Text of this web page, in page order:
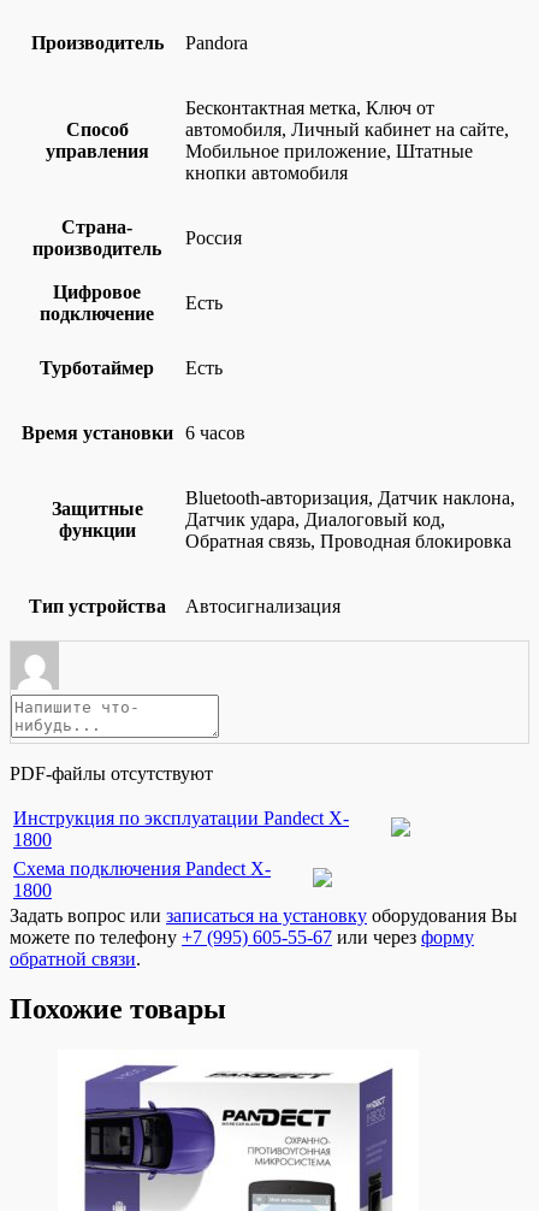
Производитель Pandora
Способ
управления
Бесконтактная метка, Ключ от
автомобиля, Личный кабинет на сайте,
Мобильное приложение, Штатные
кнопки автомобиля
Страна-
производитель
Россия
Цифровое
подключение
Есть
Турботаймер Есть
Время установки 6 часов
Защитные
функции
Bluetooth-авторизация, Датчик наклона,
Датчик удара, Диалоговый код,
Обратная связь, Проводная блокировка
Тип устройства Автосигнализация
PDF-файлы отсутствуют
Инструкция по эксплуатации Pandect X-
1800
Схема подключения Pandect X-
1800
Задать вопрос или записаться на установку оборудования Вы
можете по телефону +7 (995) 605-55-67 или через форму
обратной связи.
Похожие товары